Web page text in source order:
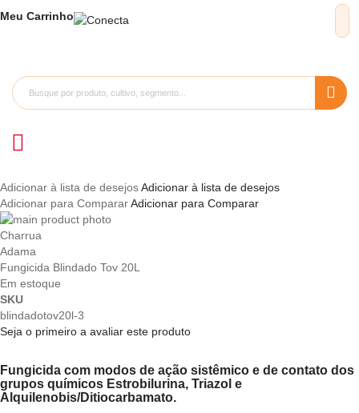
Meu Carrinho
Adicionar à lista de desejosAdicionar à lista de desejos
Adicionar para CompararAdicionar para Comparar
Pular
para
o
final
da
Galeria
de
imagens
Saltar
para
o
início
da
Galeria
de
Charrua
Adama
Fungicida Blindado Tov 20L
Em estoque
SKU
blindadotov20l-3
Seja o primeiro a avaliar este produto
Fungicida com modos de ação sistêmico e de contato dos
grupos químicos Estrobilurina, Triazol e
Alquilenobis/Ditiocarbamato.